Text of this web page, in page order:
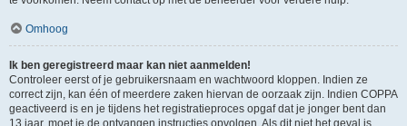
Omhoog
Ik ben geregistreerd maar kan niet aanmelden!
Controleer eerst of je gebruikersnaam en wachtwoord kloppen. Indien ze
correct zijn, kan één of meerdere zaken hiervan de oorzaak zijn. Indien COPPA
geactiveerd is en je tijdens het registratieproces opgaf dat je jonger bent dan
13 jaar, moet je de ontvangen instructies opvolgen. Als dit niet het geval is,